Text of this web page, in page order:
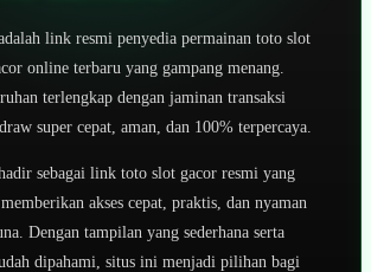
link resmi penyedia permainan toto slot
online terbaru yang gampang menang.
terlengkap dengan jaminan transaksi
super cepat, aman, dan 100% terpercaya.
sebagai link toto slot gacor resmi yang
akses cepat, praktis, dan nyaman
Dengan tampilan yang sederhana serta
dipahami, situs ini menjadi pilihan bagi